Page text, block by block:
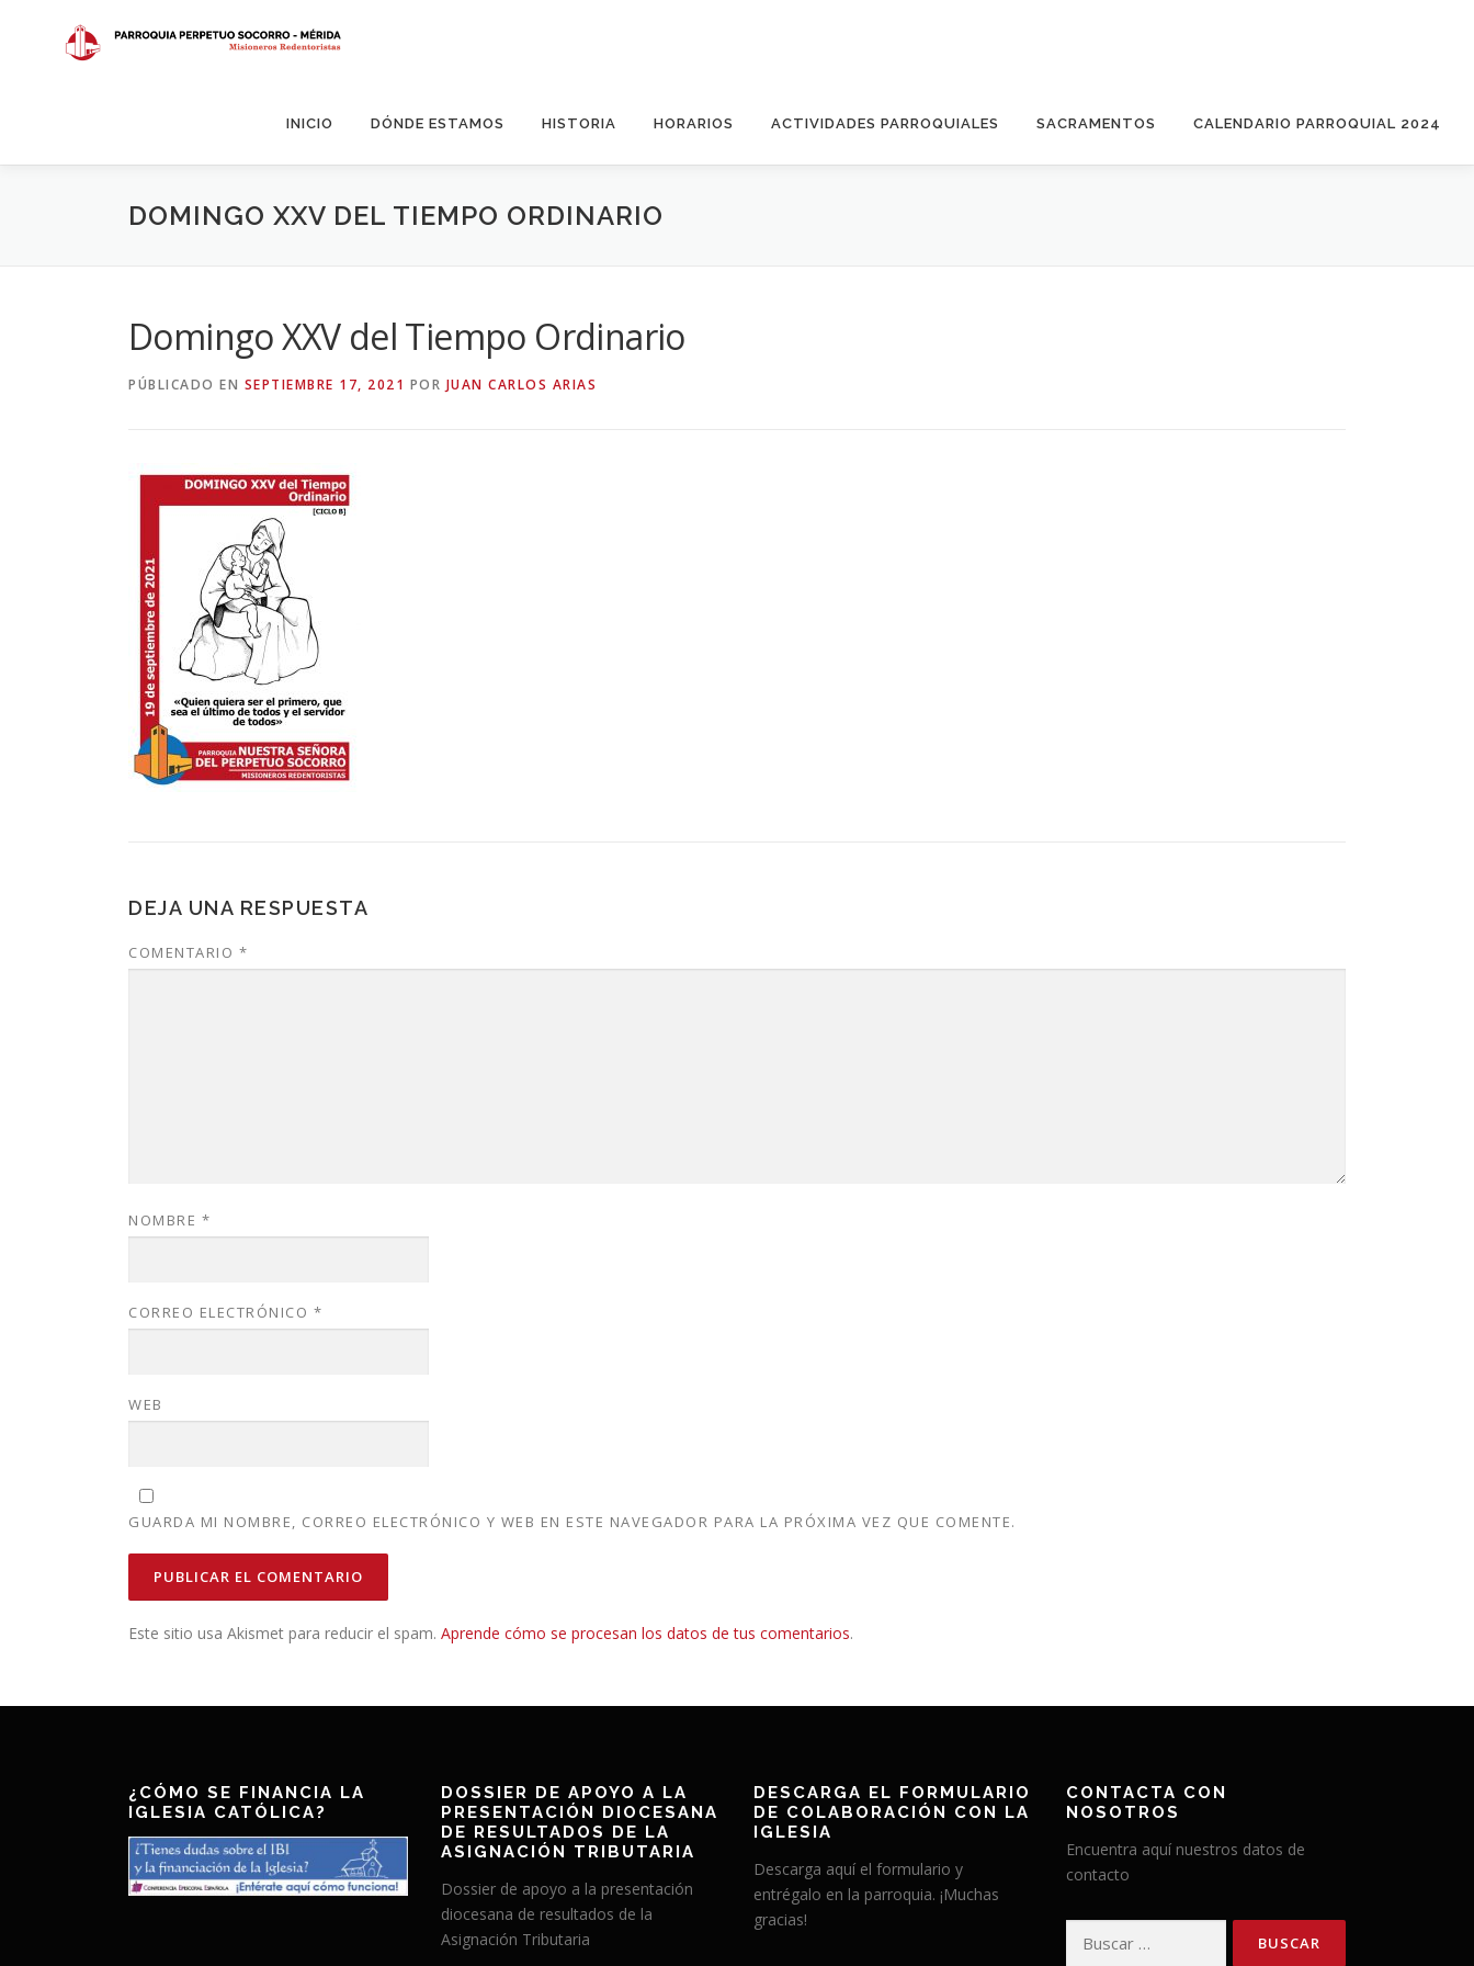
contenido
INICIO DÓNDE ESTAMOS HISTORIA HORARIOS ACTIVIDADES PARROQUIALES SACRAMENTOS CALENDARIO PARROQUIAL 2024
DOMINGO XXV DEL TIEMPO ORDINARIO
Domingo XXV del Tiempo Ordinario
PÚBLICADO EN SEPTIEMBRE 17, 2021 POR JUAN CARLOS ARIAS
DEJA UNA RESPUESTA
COMENTARIO *
NOMBRE *
CORREO ELECTRÓNICO *
WEB
GUARDA MI NOMBRE, CORREO ELECTRÓNICO Y WEB EN ESTE NAVEGADOR PARA LA PRÓXIMA VEZ QUE COMENTE.
Este sitio usa Akismet para reducir el spam. Aprende cómo se procesan los datos de tus comentarios.
¿CÓMO SE FINANCIA LA
IGLESIA CATÓLICA?
DOSSIER DE APOYO A LA
PRESENTACIÓN DIOCESANA
DE RESULTADOS DE LA
ASIGNACIÓN TRIBUTARIA
Dossier de apoyo a la presentación
diocesana de resultados de la
Asignación Tributaria
DESCARGA EL FORMULARIO
DE COLABORACIÓN CON LA
IGLESIA
Descarga aquí el formulario y
entrégalo en la parroquia. ¡Muchas
gracias!
CONTACTA CON
NOSOTROS
Encuentra aquí nuestros datos de
contacto